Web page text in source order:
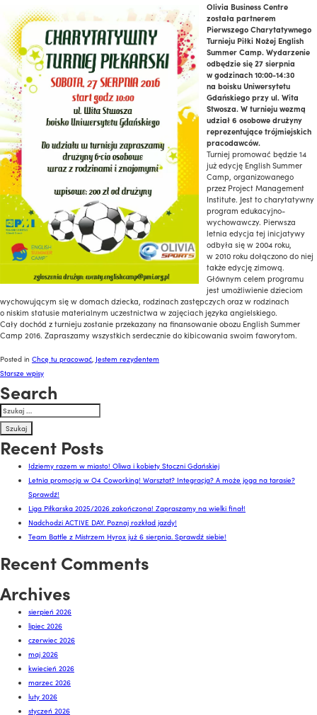
Olivia Business Centre
została partnerem
Pierwszego Charytatywnego
Turnieju Piłki Nożej English
Summer Camp. Wydarzenie
odbędzie się 27 sierpnia
w godzinach 10:00-14:30
na boisku Uniwersytetu
Gdańskiego przy ul. Wita
Stwosza. W turnieju wezmą
udział 6 osobowe drużyny
reprezentujące trójmiejskich
pracodawców.
Turniej promować będzie 14
już edycję English Summer
Camp, organizowanego
przez Project Management
Institute. Jest to charytatywny
program edukacyjno-
wychowawczy. Pierwsza
letnia edycja tej inicjatywy
odbyła się w 2004 roku,
w 2010 roku dołączono do niej
także edycję zimową.
Głównym celem programu
jest umożliwienie dzieciom
wychowującym się w domach dziecka, rodzinach zastępczych oraz w rodzinach
o niskim statusie materialnym uczestnictwa w zajęciach języka angielskiego.
Cały dochód z turnieju zostanie przekazany na finansowanie obozu English Summer
Camp 2016. Zapraszamy wszystkich serdecznie do kibicowania swoim faworytom.
Posted in Chcę tu pracować, Jestem rezydentem
Nawigacja
po
wpisach
Starsze wpisy
Search
Szukaj:
Recent Posts
Idziemy razem w miasto! Oliwa i kobiety Stoczni Gdańskiej
Letnia promocja w O4 Coworking! Warsztat? Integracja? A może joga na tarasie?
Sprawdź!
Liga Piłkarska 2025/2026 zakończona! Zapraszamy na wielki finał!
Nadchodzi ACTIVE DAY. Poznaj rozkład jazdy!
Team Battle z Mistrzem Hyrox już 6 sierpnia. Sprawdź siebie!
Recent Comments
Archives
sierpień 2026
lipiec 2026
czerwiec 2026
maj 2026
kwiecień 2026
marzec 2026
luty 2026
styczeń 2026